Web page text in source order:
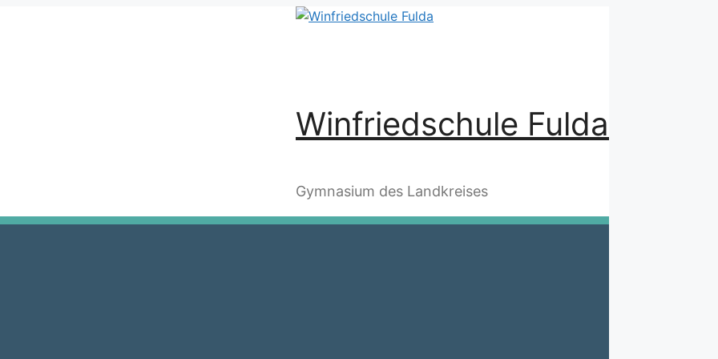
Winfriedschule Fulda
Gymnasium des Landkreises